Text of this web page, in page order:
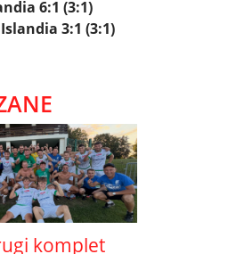
6:1 (3:1)
3:1 (3:1)
komplet